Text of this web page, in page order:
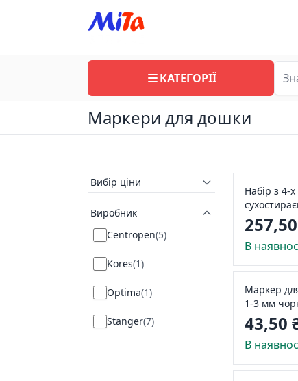
КАТЕГОРІЇ
Маркери для дошки
Вибір ціни
Виробник
Centropen(5)
Kores(1)
Optima(1)
Stanger(7)
Набір з 4-
Stanger
В
Маркер
1-3 мм
321091)
43,50
В